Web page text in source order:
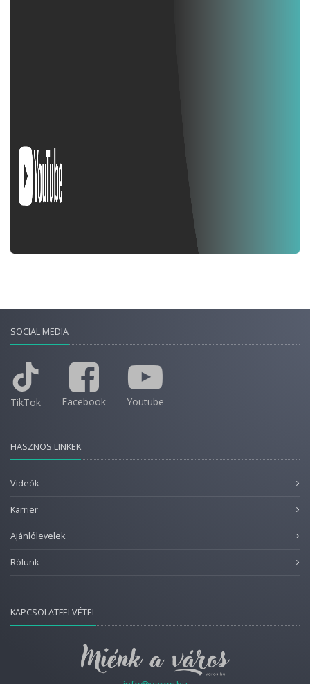
SOCIAL MEDIA
TikTok Facebook Youtube
HASZNOS LINKEK
Videók
Karrier
Ajánlólevelek
Rólunk
KAPCSOLATFELVÉTEL